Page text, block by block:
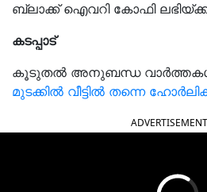
ബ്ലാക്ക് ഐവറി കോഫി
കടപ്പാട്
കൂടുതൽ അനുബന്ധ
മുടക്കിൽ വീട്ടിൽ തന്നെ
ADVERTISEMENT